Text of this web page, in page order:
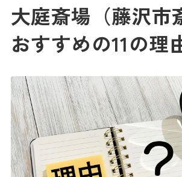
大庭斎場（藤沢市
おすすめの11の理